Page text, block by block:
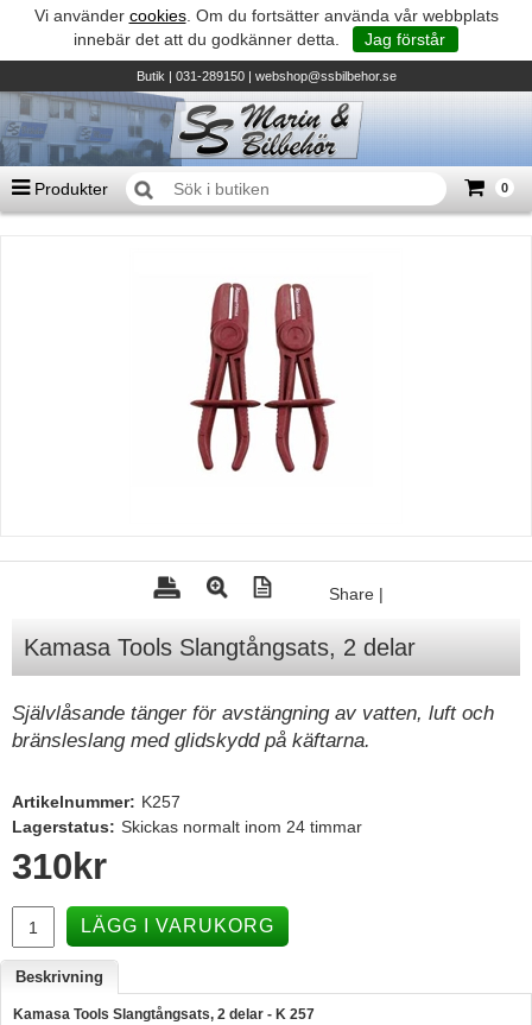
Vi använder cookies. Om du fortsätter använda vår webbplats
innebär det att du godkänner detta.
Jag förstår
Butik| 031-289150 | webshop@ssbilbehor.se
Produkter 0
TILL KASSAN
Biltillbehör och reservdelar - BDS
Suzumar - Gummibåtar
Tohatsu - Utombordare
TK Trailer
Yanmar Servicedelar
Mercury Servicedelar
Garmin
Humminbird
Simrad
B&G
Share |
Kamasa Tools Slangtångsats, 2 delar
Självlåsande tänger för avstängning av vatten, luft och
bränsleslang med glidskydd på käftarna.
Artikelnummer: K257
Lagerstatus: Skickas normalt inom 24 timmar
310 kr
LÄGG I VARUKORG
Beskrivning
Kamasa Tools Slangtångsats, 2 delar - K 257